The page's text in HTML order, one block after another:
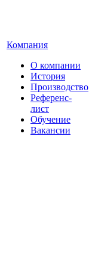
Компания
О компании
История
Производство
Референс-
лист
Обучение
Вакансии